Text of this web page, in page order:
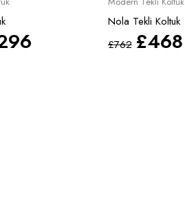
Nola Tekli Koltuk
£762 £468